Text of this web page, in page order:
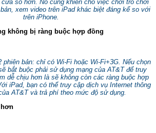
sổ hơn. Nó cũng khiến cho việc chơi trò chơi
xem video trên iPad khác biệt đáng kể so với
trên iPhone.
không bị ràng buộc hợp đồng
bản: chỉ có Wi-Fi hoặc Wi-Fi+3G. Nếu chọn
bắt buộc phải sử dụng mạng của AT&T để truy
dễ chịu hơn là sẽ không còn các ràng buộc hợp
iPad, bạn có thể truy cập dịch vụ Internet thông
AT&T và trả phí theo mức độ sử dụng.